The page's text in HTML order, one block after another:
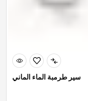
سير طرمبة الماء الماني